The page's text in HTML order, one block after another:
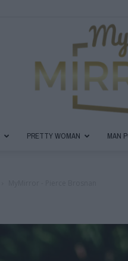
PRETTY WOMAN MAN